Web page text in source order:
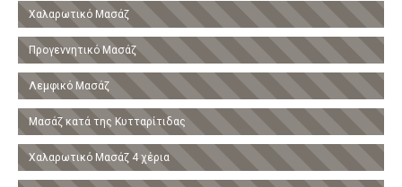
Χαλαρωτικό Μασάζ
Προγεννητικό Μασάζ
Λεμφικό Μασάζ
Μασάζ κατά της Κυτταρίτιδας
Χαλαρωτικό Μασάζ 4 χέρια